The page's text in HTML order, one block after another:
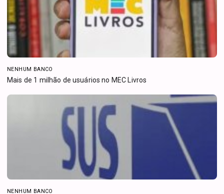
NENHUM BANCO
Mais de 1 milhão de usuários no MEC Livros
NENHUM BANCO